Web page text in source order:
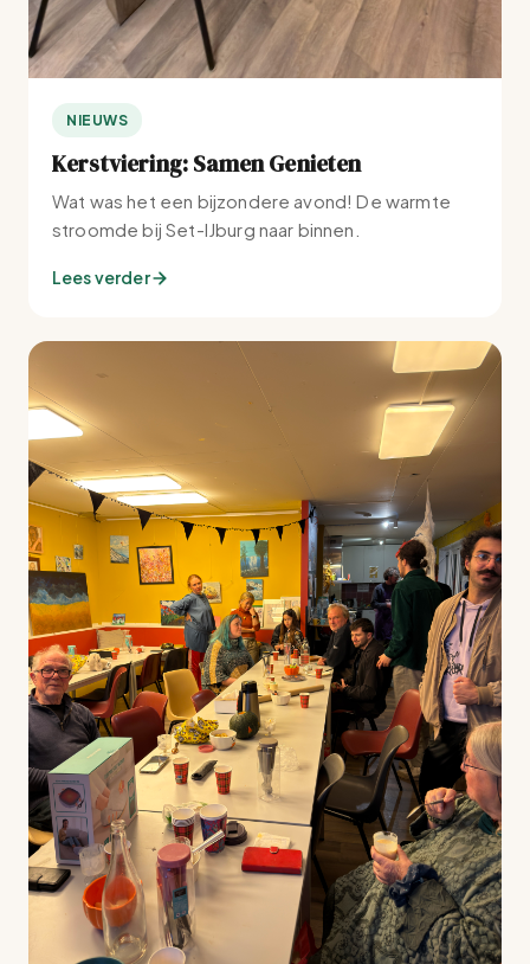
NIEUWS
Kerstviering: Samen Genieten
Wat was het een bijzondere avond! De warmte
stroomde bij Set-IJburg naar binnen.
Lees verder